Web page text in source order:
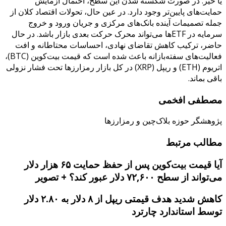
حمایت‌های پایین‌تر وجود دارد. در عین حال، تحولات اقتصاد کلان از
جمله تصمیمات آینده بانک‌های مرکزی و جریان ورود و خروج
سرمایه در ETFها می‌تواند محرک حرکت بعدی بازار باشد. در حال
حاضر، ترکیب کاهش تقاضای نهادی، احساسات محتاطانه و افت
فعالیت‌های سفته‌بازانه باعث شده است که قیمت بیت‌کوین (BTC)،
اتریوم (ETH) و ریپل (XRP) در کل بازار رمزارزها تحت فشار نزولی
باقی بماند.
مصطفی افخمی
پژوهشگر حوزه بلاک‌چین و رمزارزها
مطالب مرتبط
آیا قیمت بیت‌کوین پس از حفظ حمایت ۶۵ هزار دلار
می‌تواند از سطح ۷۲,۶۰۰ دلار عبور کند؟ + تصویر
کاهش شدید هدف قیمتی ریپل از ۸ دلار به ۲.۸۰ دلار
توسط استاندارد چارترد